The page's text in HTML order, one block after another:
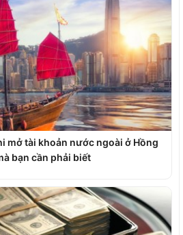
mở tài khoản nước ngoài ở Hồng
bạn cần phải biết